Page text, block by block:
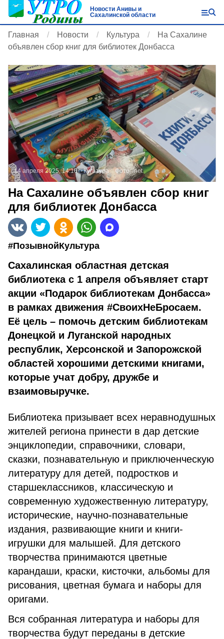
Новости Анивы и
Сахалинской области
Главная Новости Культура
На Сахалине
объявлен сбор книг для библиотек Донбасса
14 апреля 2025, 14:16 Культура Фото:inet
На Сахалине объявлен сбор книг
для библиотек Донбасса
#ПозывнойКультура
Сахалинская областная детская
библиотека с 1 апреля объявляет старт
акции «Подарок библиотекам Донбасса»
в рамках движения #СвоихНеБросаем.
Её цель – помочь детским библиотекам
Донецкой и Луганской народных
республик, Херсонской и Запорожской
областей хорошими детскими книгами,
которые учат добру, дружбе и
взаимовыручке.
Библиотека призывает всех неравнодушных
жителей региона принести в дар детские
энциклопедии, справочники, словари,
сказки, познавательную и приключенческую
литературу для детей, подростков и
старшеклассников, классическую и
современную художественную литературу,
исторические, научно-познавательные
издания, развивающие книги и книги-
игрушки для малышей. Для детского
творчества принимаются цветные
карандаши, краски, кисточки, альбомы для
рисования, цветная бумага и наборы для
оригами.
Вся собранная литература и наборы для
творчества будут переданы в детские